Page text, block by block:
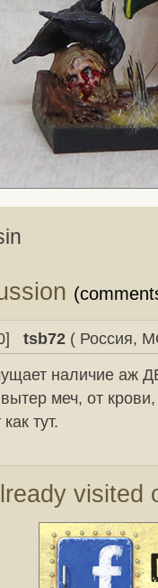
tsb72 ( Россия,
наличие аж
меч, от
как тут.
visited